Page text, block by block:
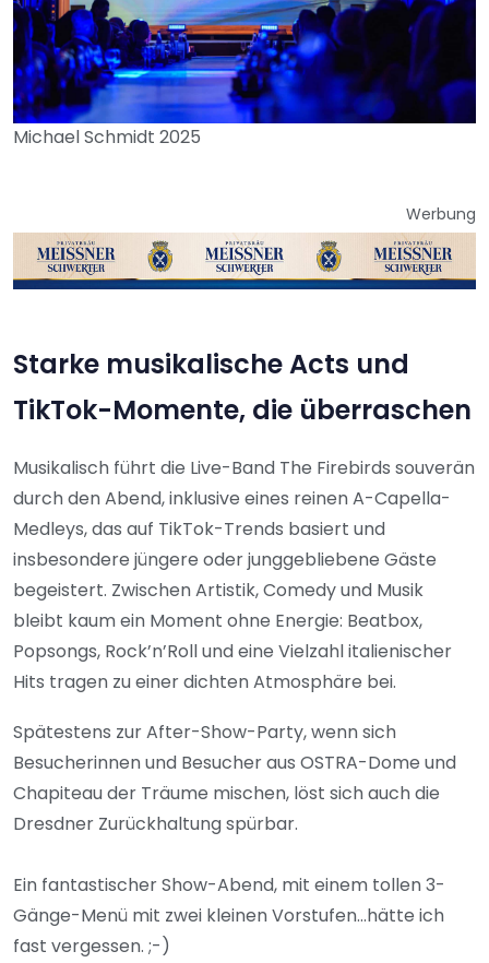
Michael Schmidt 2025
Werbung
Starke musikalische Acts und
TikTok-Momente, die überraschen
Musikalisch führt die Live-Band The Firebirds souverän
durch den Abend, inklusive eines reinen A-Capella-
Medleys, das auf TikTok-Trends basiert und
insbesondere jüngere oder junggebliebene Gäste
begeistert. Zwischen Artistik, Comedy und Musik
bleibt kaum ein Moment ohne Energie: Beatbox,
Popsongs, Rock’n’Roll und eine Vielzahl italienischer
Hits tragen zu einer dichten Atmosphäre bei.
Spätestens zur After-Show-Party, wenn sich
Besucherinnen und Besucher aus OSTRA-Dome und
Chapiteau der Träume mischen, löst sich auch die
Dresdner Zurückhaltung spürbar.
Ein fantastischer Show-Abend, mit einem tollen 3-
Gänge-Menü mit zwei kleinen Vorstufen...hätte ich
fast vergessen. ;-)